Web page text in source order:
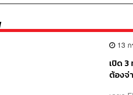
13
เปิด 3
ต้องจ่